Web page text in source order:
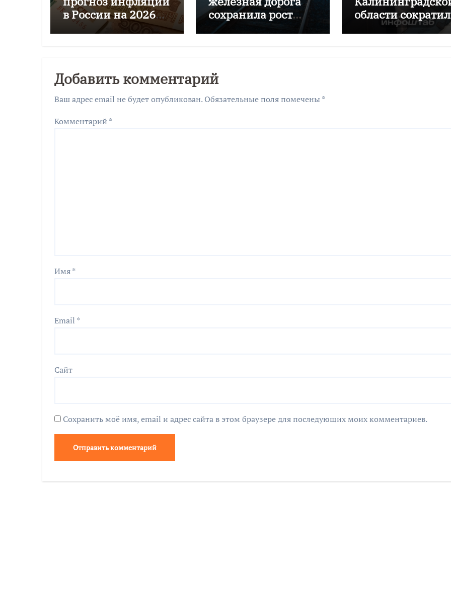
в России на 2026
год до 6–7%
сохранила рост
перевозок с начала
области
почти на 16%
Добавить комментарий
Ваш адрес email не будет опубликован. Обязательные поля помечены *
Комментарий *
Имя*
Email *
Сайт
Сохранить моё имя, email и адрес сайта в этом браузере для последующих моих комментариев.